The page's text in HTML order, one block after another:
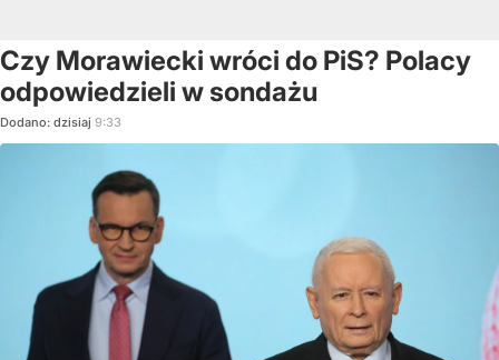
Czy Morawiecki wróci do PiS? Polacy
odpowiedzieli w sondażu
Dodano: dzisiaj 9:33